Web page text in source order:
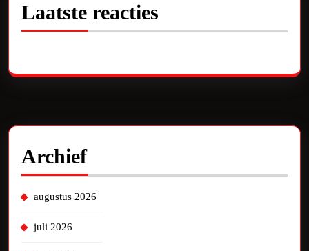
Laatste reacties
Archief
augustus 2026
juli 2026